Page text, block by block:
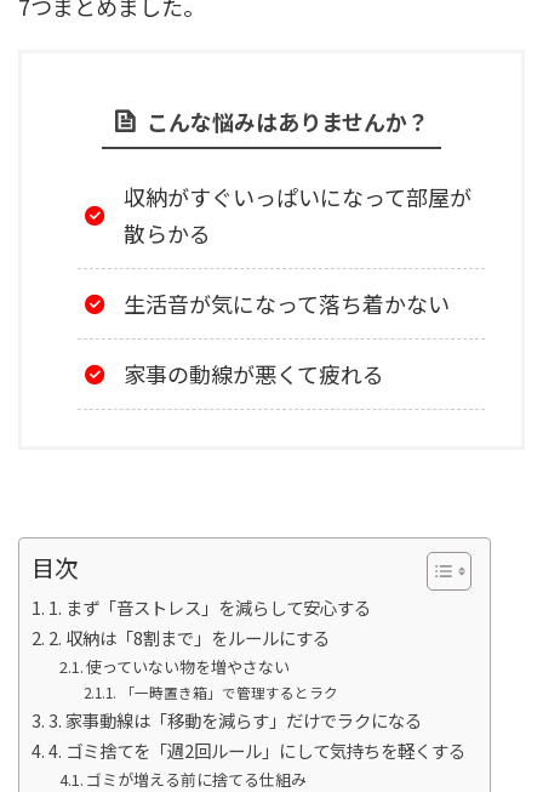
こんな悩みはありませんか？
収納がすぐいっぱいになって部屋が
散らかる
生活音が気になって落ち着かない
家事の動線が悪くて疲れる
目次
1. まず「音ストレス」を減らして安心する
2. 収納は「8割まで」をルールにする
使っていない物を増やさない
「一時置き箱」で管理するとラク
3. 家事動線は「移動を減らす」だけでラクになる
4. ゴミ捨てを「週2回ルール」にして気持ちを軽くする
ゴミが増える前に捨てる仕組み